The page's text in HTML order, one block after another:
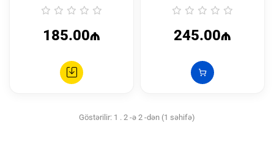
185.00₼ 245.00₼
Göstərilir: 1 . 2 -ə 2 -dən (1 səhifə)